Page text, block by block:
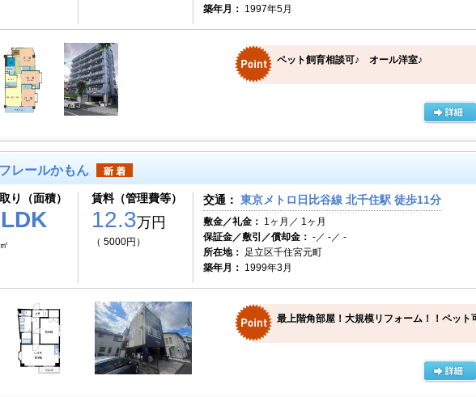
築年月： 1997年5月
ペット飼育相談可♪ オール洋室♪
レールかもん
り（面積） 賃料（管理費等）
12.3万円
（ 5000円）
交通： 東京メトロ日比谷線 北千住駅 徒歩11分
敷金／礼金： 1ヶ月／ 1ヶ月
保証金／敷引／償却金： -／ -／ -
所在地： 足立区千住宮元町
築年月： 1999年3月
最上階角部屋！大規模リフォーム！！ペット